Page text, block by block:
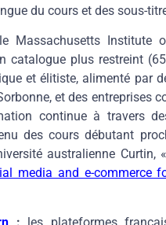
du cours et des sous-
Massachusetts Institute
catalogue plus restreint
et élitiste, alimenté par
et des entreprises
continue à travers
des cours débutant
australienne Curtin, «
media and e-commerce
: les plateformes